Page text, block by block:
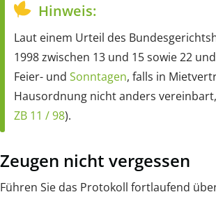
Hinweis:
Laut einem Urteil des
1998 zwischen 13 und 15 sowie 22
Feier- und Sonntagen, falls in
Hausordnung nicht anders
ZB 11 / 98).
Zeugen nicht vergessen
Führen Sie das Protokoll fortlaufend